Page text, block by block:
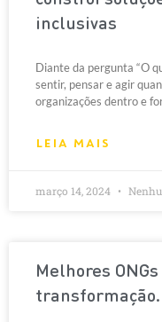
inclusivas
Diante da pergunta “O
sentir, pensar e agir
organizações dentro e
LEIA MAIS
março 14, 2024
Melhores
transformação.